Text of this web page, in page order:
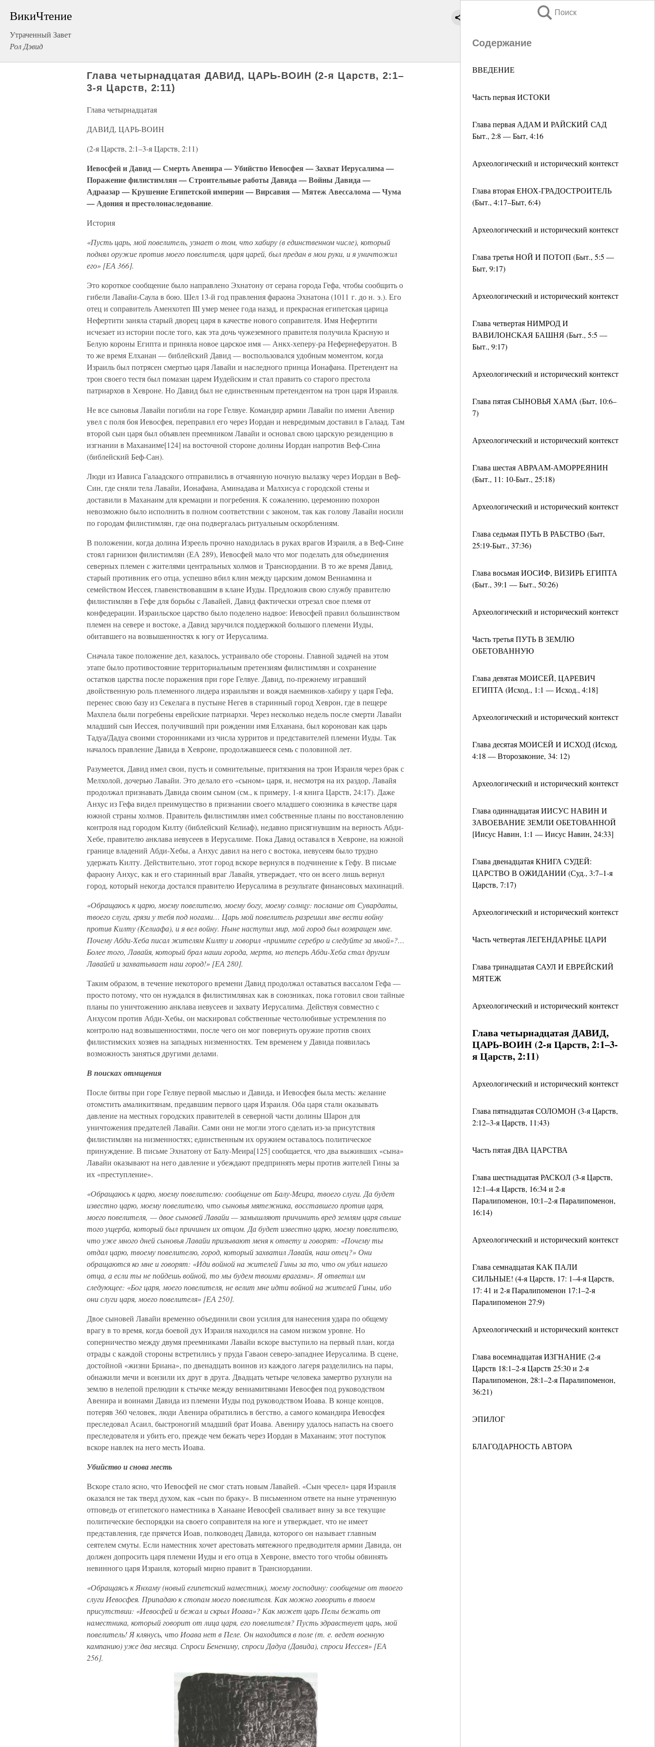
ВикиЧтение
Утраченный Завет
Рол Дэвид
Поиск
Содержание
ВВЕДЕНИЕ
Часть первая ИСТОКИ
Глава первая АДАМ И РАЙСКИЙ САД
Быт., 2:8 — Быт, 4:16
Археологический и исторический контекст
Глава вторая ЕНОХ-ГРАДОСТРОИТЕЛЬ
(Быт., 4:17–Быт, 6:4)
Археологический и исторический контекст
Глава третья НОЙ И ПОТОП (Быт., 5:5 —
Быт, 9:17)
Археологический и исторический контекст
Глава четвертая НИМРОД И
ВАВИЛОНСКАЯ БАШНЯ (Быт., 5:5 —
Быт., 9:17)
Археологический и исторический контекст
Глава пятая СЫНОВЬЯ ХАМА (Быт, 10:6–
7)
Археологический и исторический контекст
Глава шестая АВРААМ-АМОРРЕЯНИН
(Быт., 11: 10-Быт., 25:18)
Археологический и исторический контекст
Глава седьмая ПУТЬ В РАБСТВО (Быт,
25:19-Быт., 37:36)
Глава восьмая ИОСИФ, ВИЗИРЬ ЕГИПТА
(Быт., 39:1 — Быт., 50:26)
Археологический и исторический контекст
Часть третья ПУТЬ В ЗЕМЛЮ
ОБЕТОВАННУЮ
Глава девятая МОИСЕЙ, ЦАРЕВИЧ
ЕГИПТА (Исход., 1:1 — Исход., 4:18]
Археологический и исторический контекст
Глава десятая МОИСЕЙ И ИСХОД (Исход,
4:18 — Второзаконие, 34: 12)
Археологический и исторический контекст
Глава одиннадцатая ИИСУС НАВИН И
ЗАВОЕВАНИЕ ЗЕМЛИ ОБЕТОВАННОЙ
[Иисус Навин, 1:1 — Иисус Навин, 24:33]
Глава двенадцатая КНИГА СУДЕЙ:
ЦАРСТВО В ОЖИДАНИИ (Суд., 3:7–1-я
Царств, 7:17)
Археологический и исторический контекст
Часть четвертая ЛЕГЕНДАРНЬЕ ЦАРИ
Глава тринадцатая САУЛ И ЕВРЕЙСКИЙ
МЯТЕЖ
Археологический и исторический контекст
Глава четырнадцатая ДАВИД,
ЦАРЬ-ВОИН (2-я Царств, 2:1–3-
я Царств, 2:11)
Археологический и исторический контекст
Глава пятнадцатая СОЛОМОН (3-я Царств,
2:12–3-я Царств, 11:43)
Часть пятая ДВА ЦАРСТВА
Глава шестнадцатая РАСКОЛ (3-я Царств,
12:1–4-я Царств, 16:34 и 2-я
Паралипоменон, 10:1–2-я Паралипоменон,
16:14)
Археологический и исторический контекст
Глава семнадцатая КАК ПАЛИ
СИЛЬНЫЕ! (4-я Царств, 17: 1–4-я Царств,
17: 41 и 2-я Паралипоменон 17:1–2-я
Паралипоменон 27:9)
Археологический и исторический контекст
Глава восемнадцатая ИЗГНАНИЕ (2-я
Царств 18:1–2-я Царств 25:30 и 2-я
Паралипоменон, 28:1–2-я Паралипоменон,
36:21)
ЭПИЛОГ
БЛАГОДАРНОСТЬ АВТОРА
Глава четырнадцатая ДАВИД, ЦАРЬ-ВОИН (2-я Царств, 2:1–
3-я Царств, 2:11)
Глава четырнадцатая
ДАВИД, ЦАРЬ-ВОИН
(2-я Царств, 2:1–3-я Царств, 2:11)
Иевосфей и Давид — Смерть Авенира — Убийство Иевосфея — Захват Иерусалима —
Поражение филистимлян — Строительные работы Давида — Войны Давида —
Адраазар — Крушение Египетской империи — Вирсавия — Мятеж Авессалома — Чума
— Адония и престолонаследование.
История
«Пусть царь, мой повелитель, узнает о том, что хабиру (в единственном числе), который
поднял оружие против моего повелителя, царя царей, был предан в мои руки, и я уничтожил
его» [ЕА 366].
Это короткое сообщение было направлено Эхнатону от серана города Гефа, чтобы сообщить о
гибели Лавайи-Саула в бою. Шел 13-й год правления фараона Эхнатона (1011 г. до н. э.). Его
отец и соправитель Аменхотеп III умер менее года назад, и прекрасная египетская царица
Нефертити заняла старый дворец царя в качестве нового соправителя. Имя Нефертити
исчезает из истории после того, как эта дочь чужеземного правителя получила Красную и
Белую короны Египта и приняла новое царское имя — Анкх-хеперу-ра Нефернеферуатон. В
то же время Елханан — библейский Давид — воспользовался удобным моментом, когда
Израиль был потрясен смертью царя Лавайи и наследного принца Ионафана. Претендент на
трон своего тестя был помазан царем Иудейским и стал править со старого престола
патриархов в Хевроне. Но Давид был не единственным претендентом на трон царя Израиля.
Не все сыновья Лавайи погибли на горе Гелвуе. Командир армии Лавайи по имени Авенир
увел с поля боя Иевосфея, переправил его через Иордан и невредимым доставил в Галаад. Там
второй сын царя был объявлен преемником Лавайи и основал свою царскую резиденцию в
изгнании в Маханаиме[124] на восточной стороне долины Иордан напротив Веф-Сина
(библейский Беф-Сан).
Люди из Иависа Галаадского отправились в отчаянную ночную вылазку через Иордан в Веф-
Син, где сняли тела Лавайи, Ионафана, Аминадава и Малхисуа с городской стены и
доставили в Маханаим для кремации и погребения. К сожалению, церемонию похорон
невозможно было исполнить в полном соответствии с законом, так как голову Лавайи носили
по городам филистимлян, где она подвергалась ритуальным оскорблениям.
В положении, когда долина Изреель прочно находилась в руках врагов Израиля, а в Веф-Сине
стоял гарнизон филистимлян (ЕА 289), Иевосфей мало что мог поделать для объединения
северных племен с жителями центральных холмов и Трансиордании. В то же время Давид,
старый противник его отца, успешно вбил клин между царским домом Вениамина и
семейством Иессея, главенствовавшим в клане Иуды. Предложив свою службу правителю
филистимлян в Гефе для борьбы с Лавайей, Давид фактически отрезал свое племя от
конфедерации. Израильское царство было поделено надвое: Иевосфей правил большинством
племен на севере и востоке, а Давид заручился поддержкой большого племени Иуды,
обитавшего на возвышенностях к югу от Иерусалима.
Сначала такое положение дел, казалось, устраивало обе стороны. Главной задачей на этом
этапе было противостояние территориальным претензиям филистимлян и сохранение
остатков царства после поражения при горе Гелвуе. Давид, по-прежнему игравший
двойственную роль племенного лидера израильтян и вождя наемников-хабиру у царя Гефа,
перенес свою базу из Секелага в пустыне Негев в старинный город Хеврон, где в пещере
Махпела были погребены еврейские патриархи. Через несколько недель после смерти Лавайи
младший сын Иессея, получивший при рождении имя Елханана, был коронован как царь
Тадуа/Дадуа своими сторонниками из числа хурритов и представителей племени Иуды. Так
началось правление Давида в Хевроне, продолжавшееся семь с половиной лет.
Разумеется, Давид имел свои, пусть и сомнительные, притязания на трон Израиля через брак с
Мелхолой, дочерью Лавайи. Это делало его «сыном» царя, и, несмотря на их раздор, Лавайя
продолжал признавать Давида своим сыном (см., к примеру, 1-я книга Царств, 24:17). Даже
Анхус из Гефа видел преимущество в признании своего младшего союзника в качестве царя
южной страны холмов. Правитель филистимлян имел собственные планы по восстановлению
контроля над городом Килту (библейский Келиаф), недавно присягнувшим на верность Абди-
Хебе, правителю анклава иевусеев в Иерусалиме. Пока Давид оставался в Хевроне, на южной
границе владений Абди-Хебы, а Анхус давил на него с востока, иевусеям было трудно
удержать Килту. Действительно, этот город вскоре вернулся в подчинение к Гефу. В письме
фараону Анхус, как и его старинный враг Лавайя, утверждает, что он всего лишь вернул
город, который некогда достался правителю Иерусалима в результате финансовых махинаций.
«Обращаюсь к царю, моему повелителю, моему богу, моему солнцу: послание от Сувардаты,
твоего слуги, грязи у тебя под ногами… Царь мой повелитель разрешил мне вести войну
против Килту (Келиафа), и я вел войну. Ныне наступил мир, мой город был возвращен мне.
Почему Абди-Хеба писал жителям Килту и говорил «примите серебро и следуйте за мной»?…
Более того, Лавайя, который брал наши города, мертв, но теперь Абди-Хеба стал другим
Лавайей и захватывает наш город!» [ЕА 280].
Таким образом, в течение некоторого времени Давид продолжал оставаться вассалом Гефа —
просто потому, что он нуждался в филистимлянах как в союзниках, пока готовил свои тайные
планы по уничтожению анклава иевусеев и захвату Иерусалима. Действуя совместно с
Анхусом против Абди-Хебы, он маскировал собственные честолюбивые устремления по
контролю над возвышенностями, после чего он мог повернуть оружие против своих
филистимских хозяев на западных низменностях. Тем временем у Давида появилась
возможность заняться другими делами.
В поисках отмщения
После битвы при горе Гелвуе первой мыслью и Давида, и Иевосфея была месть: желание
отомстить амаликитянам, предавшим первого царя Израиля. Оба царя стали оказывать
давление на местных городских правителей в северной части долины Шарон для
уничтожения предателей Лавайи. Сами они не могли этого сделать из-за присутствия
филистимлян на низменностях; единственным их оружием оставалось политическое
принуждение. В письме Эхнатону от Балу-Меира[125] сообщается, что два выживших «сына»
Лавайи оказывают на него давление и убеждают предпринять меры против жителей Гины за
их «преступление».
«Обращаюсь к царю, моему повелителю: сообщение от Балу-Меира, твоего слуги. Да будет
известно царю, моему повелителю, что сыновья мятежника, восставшего против царя,
моего повелителя, — двое сыновей Лавайи — замышляют причинить вред землям царя свыше
того ущерба, который был причинен их отцом. Да будет известно царю, моему повелителю,
что уже много дней сыновья Лавайи призывают меня к ответу и говорят: «Почему ты
отдал царю, твоему повелителю, город, который захватил Лавайя, наш отец?» Они
обращаются ко мне и говорят: «Иди войной на жителей Гины за то, что он убил нашего
отца, а если ты не пойдешь войной, то мы будем твоими врагами». Я ответил им
следующее: «Бог царя, моего повелителя, не велит мне идти войной на жителей Гины, ибо
они слуги царя, моего повелителя» [ЕА 250].
Двое сыновей Лавайи временно объединили свои усилия для нанесения удара по общему
врагу в то время, когда боевой дух Израиля находился на самом низком уровне. Но
соперничество между двумя преемниками Лавайи вскоре выступило на первый план, когда
отрады с каждой стороны встретились у пруда Гаваон северо-западнее Иерусалима. В сцене,
достойной «жизни Бриана», по двенадцать воинов из каждого лагеря разделились на пары,
обнажили мечи и вонзили их друг в друга. Двадцать четыре человека замертво рухнули на
землю в нелепой прелюдии к стычке между вениамитянами Иевосфея под руководством
Авенира и воинами Давида из племени Иуды под руководством Иоава. В конце концов,
потеряв 360 человек, люди Авенира обратились в бегство, а самого командира Иевосфея
преследовал Асаил, быстроногий младший брат Иоава. Авениру удалось напасть на своего
преследователя и убить его, прежде чем бежать через Иордан в Маханаим; этот поступок
вскоре навлек на него месть Иоава.
Убийство и снова месть
Вскоре стало ясно, что Иевосфей не смог стать новым Лавайей. «Сын чресел» царя Израиля
оказался не так тверд духом, как «сын по браку». В письменном ответе на ныне утраченную
отповедь от египетского наместника в Ханаане Иевосфей сваливает вину за все текущие
политические беспорядки на своего соправителя на юге и утверждает, что не имеет
представления, где прячется Иоав, полководец Давида, которого он называет главным
сеятелем смуты. Если наместник хочет арестовать мятежного предводителя армии Давида, он
должен допросить царя племени Иуды и его отца в Хевроне, вместо того чтобы обвинять
невинного царя Израиля, который мирно правит в Трансиордании.
«Обращаясь к Янхаму (новый египетский наместник), моему господину: сообщение от твоего
слуги Иевосфея. Припадаю к стопам моего повелителя. Как можно говорить в твоем
присутствии: «Иевосфей и бежал и скрыл Иоава»? Как может царь Пелы бежать от
наместника, который говорит от лица царя, его повелителя? Пусть здравствует царь, мой
повелитель! Я клянусь, что Иоава нет в Пеле. Он находится в поле (т. е. ведет военную
кампанию) уже два месяца. Спроси Бенениму, спроси Дадуа (Давида), спроси Иессея» [ЕА
256].